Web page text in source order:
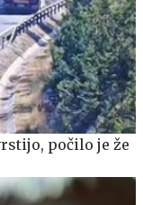
počilo je že